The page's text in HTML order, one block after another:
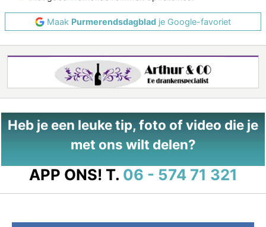
Maak Purmerendsdagblad je Google-favoriet
Heb je een leuke tip, foto of video die je
met ons wilt delen?
APP ONS! T. 06 - 574 71 321